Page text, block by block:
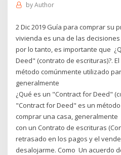
byAuthor
2 Dic 2019 Guía para comprar su
vivienda es una de las
por lo tanto, es importante que
Deed" (contrato de escrituras)?.
método comúnmente utilizado
generalmente
¿Qué es un "Contract for Deed"
"Contract for Deed" es un
comprar una casa,
con un Contrato de escrituras
retrasado en los pagos y el
desalojarme. Como Un acuerdo